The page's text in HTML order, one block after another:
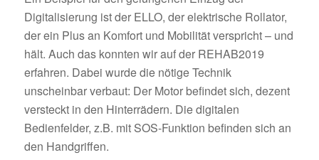
Digitalisierung ist der ELLO, der elektrische Rollator,
der ein Plus an Komfort und Mobilität verspricht – und
hält. Auch das konnten wir auf der REHAB2019
erfahren. Dabei wurde die nötige Technik
unscheinbar verbaut: Der Motor befindet sich, dezent
versteckt in den Hinterrädern. Die digitalen
Bedienfelder, z.B. mit SOS-Funktion befinden sich an
den Handgriffen.